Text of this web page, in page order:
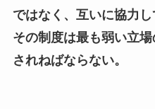
ではなく、互いに協力し
その制度は最も弱い立
されねばならない。